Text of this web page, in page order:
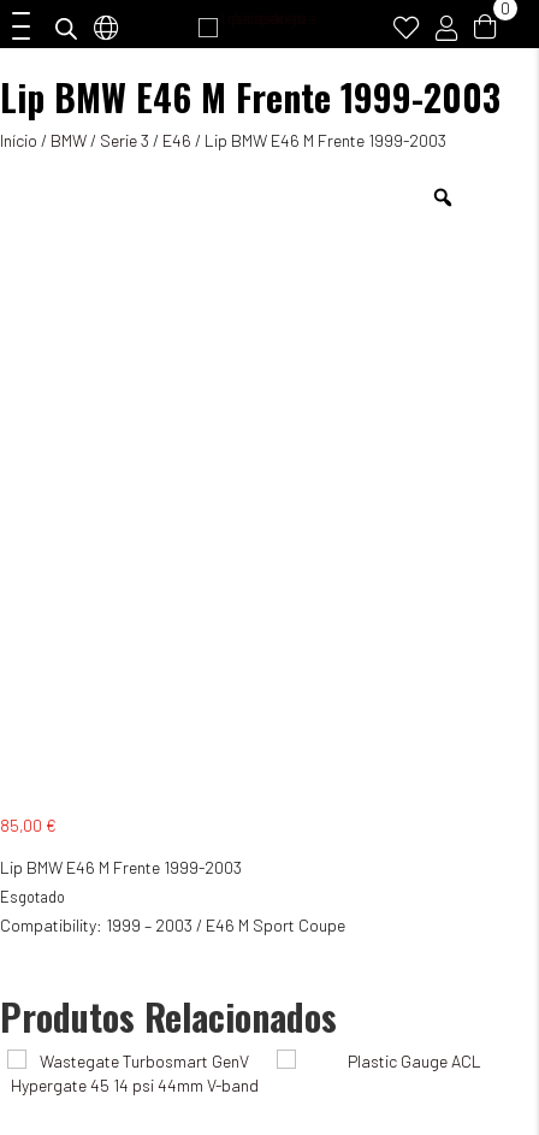
0
Lip BMW E46 M Frente 1999-2003
Início / BMW/ Serie 3 / E46 / Lip BMW E46 M Frente 1999-2003
85,00 €
Lip BMW E46 M Frente 1999-2003
Esgotado
Compatibility: 1999 – 2003 / E46 M Sport Coupe
Produtos Relacionados